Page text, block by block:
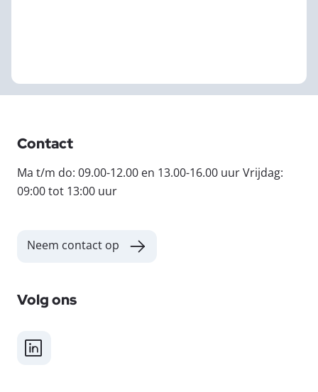
Contact
Ma t/m do: 09.00-12.00 en 13.00-16.00 uur Vrijdag:
09:00 tot 13:00 uur
Neem contact op
Volg ons
LinkedIn